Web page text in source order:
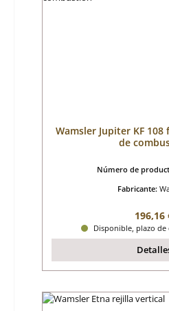
Wamsler Jupiter KF
de
Número de
Fabricante:
Precio
196,16
Disponible, plazo de